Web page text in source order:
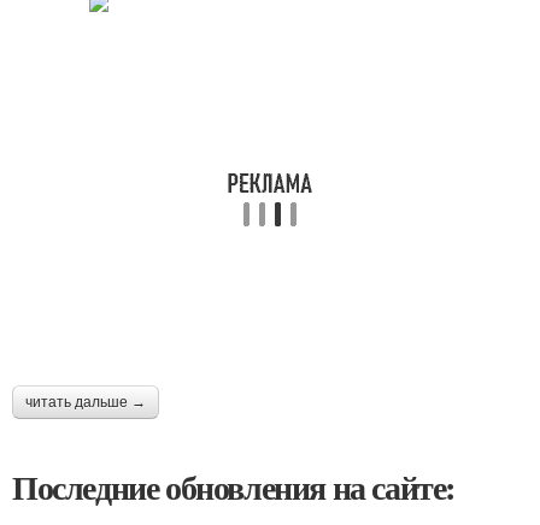
читать дальше →
Последние обновления на сайте: